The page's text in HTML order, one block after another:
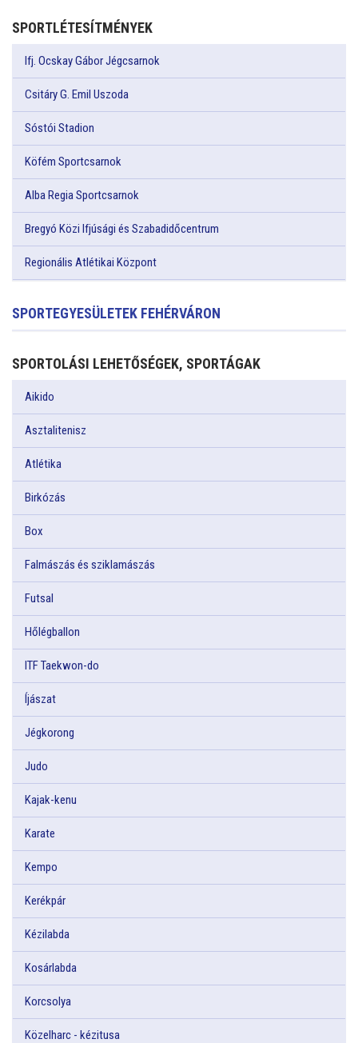
SPORTLÉTESÍTMÉNYEK
Ifj. Ocskay Gábor Jégcsarnok
Csitáry G. Emil Uszoda
Sóstói Stadion
Köfém Sportcsarnok
Alba Regia Sportcsarnok
Bregyó Közi Ifjúsági és Szabadidőcentrum
Regionális Atlétikai Központ
SPORTEGYESÜLETEK FEHÉRVÁRON
SPORTOLÁSI LEHETŐSÉGEK, SPORTÁGAK
Aikido
Asztalitenisz
Atlétika
Birkózás
Box
Falmászás és sziklamászás
Futsal
Hőlégballon
ITF Taekwon-do
Íjászat
Jégkorong
Judo
Kajak-kenu
Karate
Kempo
Kerékpár
Kézilabda
Kosárlabda
Korcsolya
Közelharc - kézitusa